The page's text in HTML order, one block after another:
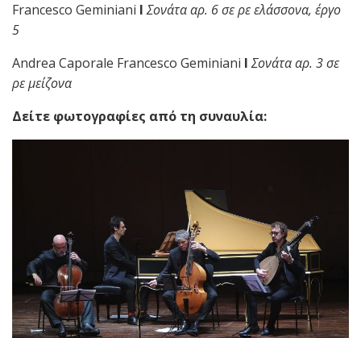
Francesco Geminiani I Σονάτααρ. 6σερεελάσσονα, έργο
5
Andrea Caporale Francesco Geminiani I Σονάτααρ. 3σε
ρεμείζονα
Δείτε φωτογραφίες από τη συναυλία: